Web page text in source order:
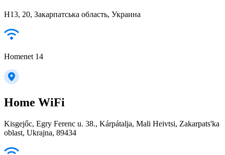
Н13, 20, Закарпатська область, Украина
Homenet 14
Home WiFi
Kisgejőc, Egry Ferenc u. 38., Kárpátalja, Mali Heivtsi, Zakarpats'ka
oblast, Ukrajna, 89434